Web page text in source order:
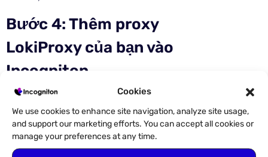
Cookies
We use cookies to enhance site navigation, analyze site usage,
and support our marketing efforts. You can accept all cookies or
manage your preferences at any time.
Bước 4: Thêm proxy
LokiProxy của bạn vào
Incogniton
Mở Chế độ ẩn danh và đi tới Quản lý hồ sơ,
chọn Hồ sơ mới
hoặc mở hồ sơ hiện
có.
Trong cài đặt hồ sơ, hãy chuyển đến phần
Proxy và nhập chi tiết kết nối LokiProxy của